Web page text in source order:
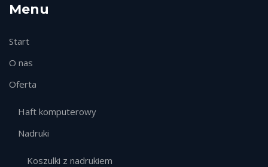
Menu
Start
O nas
Oferta
Haft komputerowy
Nadruki
Koszulki z nadrukiem